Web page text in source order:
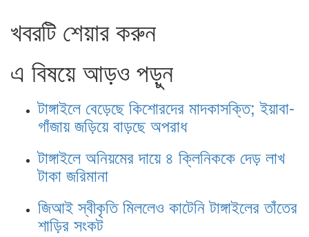
খবরটি শেয়ার করুন
এ বিষয়ে আড়ও পড়ুন
টাঙ্গাইলে বেড়েছে কিশোরদের মাদকাসক্তি; ইয়াবা-
গাঁজায় জড়িয়ে বাড়ছে অপরাধ
টাঙ্গাইলে অনিয়মের দায়ে ৪ ক্লিনিককে দেড় লাখ
টাকা জরিমানা
জিআই স্বীকৃতি মিললেও কাটেনি টাঙ্গাইলের তাঁতের
শাড়ির সংকট